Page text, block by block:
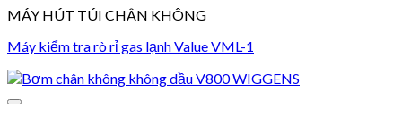
MÁY HÚT TÚI CHÂN KHÔNG
Máy kiểm tra rò rỉ gas lạnh Value VML-1